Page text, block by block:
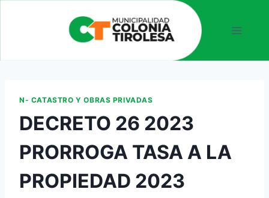
N- CATASTRO Y OBRAS PRIVADAS
DECRETO 26 2023
PRORROGA TASA A LA
PROPIEDAD 2023